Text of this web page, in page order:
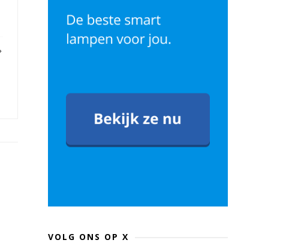
VOLG ONS OP X